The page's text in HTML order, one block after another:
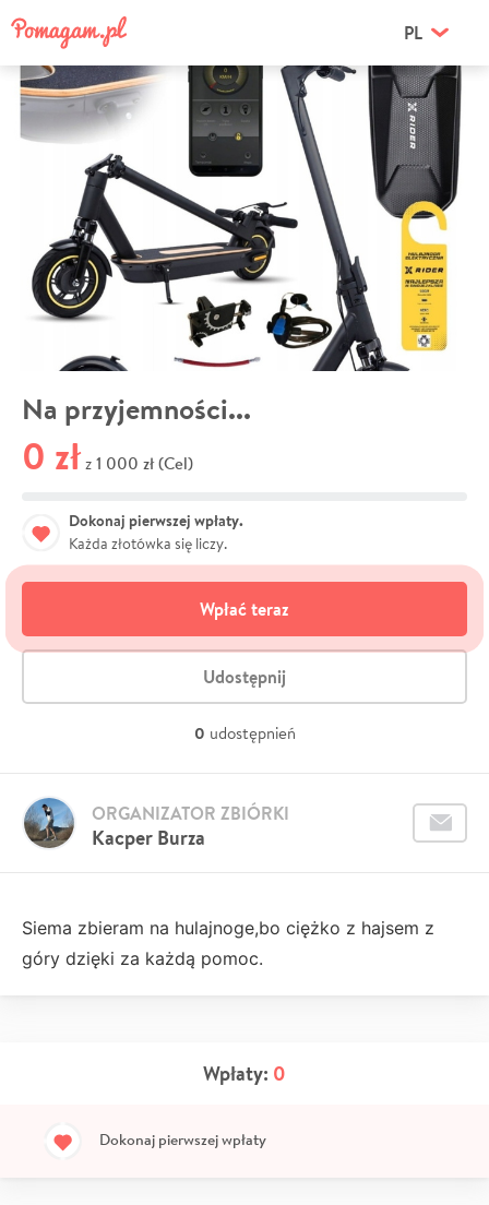
PL
Na przyjemności...
0 zł z 1 000 zł (Cel)
Dokonaj pierwszej wpłaty.
Każda złotówka się liczy.
Wpłać teraz
Udostępnij
0 udostępnień
Kacper Burza
ORGANIZATOR ZBIÓRKI
Siema zbieram na hulajnoge,bo ciężko z hajsem z
góry dzięki za każdą pomoc.
Wpłaty: 0
Dokonaj pierwszej wpłaty